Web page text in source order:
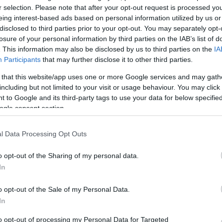
selection. Please note that after your opt-out request is processed
interest-based ads based on personal information utilized by us
to third parties prior to your opt-out. You may separately
of your personal information by third parties on the IAB’s list of
This information may also be disclosed by us to third parties on the
Participants that may further disclose it to other third parties.
that this website/app uses one or more Google services and may
but not limited to your visit or usage behaviour. You may
to Google and its third-party tags to use your data for below
consent section.
Data Processing Opt Outs
opt-out of the Sharing of my personal data.
opt-out of the Sale of my Personal Data.
opt-out of processing my Personal Data for Targeted
A
Élettörténetek.hu részben
A színházi sorozat harmadik része december 8–án
érkezik A mi Józsink és Erzsike címmel, melyben
Katit Keresztes Tamás, majd Epres Attilát Pelsőczy
rendezi.
fekete balett táncost? Na ugye!
úttörőjének számító balett-társulat, a Dance